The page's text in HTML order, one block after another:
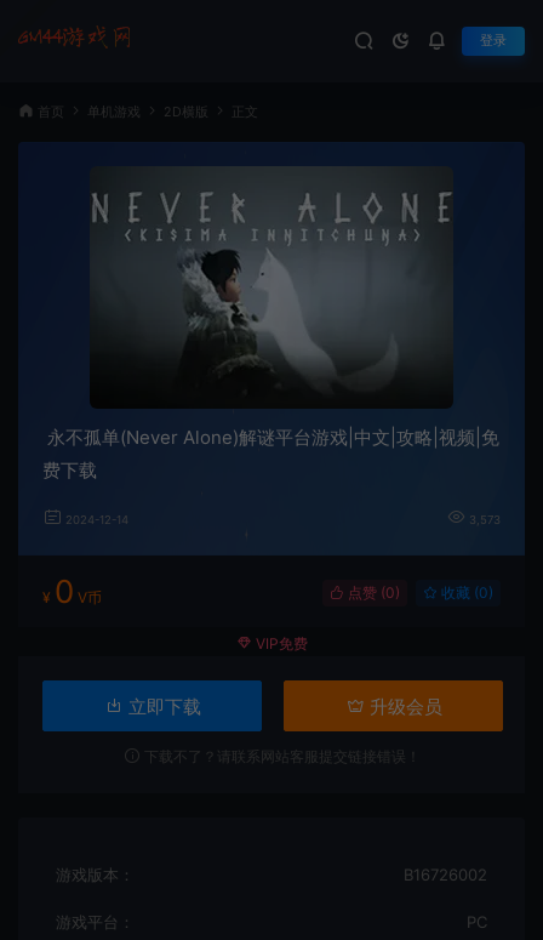
登录
首页 单机游戏 2D横版 正文
永不孤单(Never Alone)解谜平台游戏|中文|攻略|视频|免
费下载
2024-12-14 3,573
¥ 0 V币 点赞 (0) 收藏 (0)
VIP免费
立即下载 升级会员
下载不了？请联系网站客服提交链接错误！
游戏版本： B16726002
游戏平台： PC